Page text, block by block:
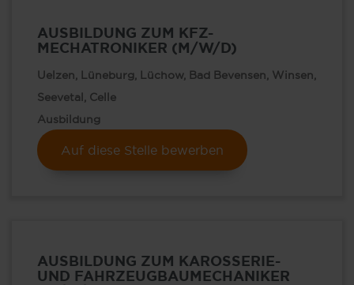
AUSBILDUNG ZUM KFZ-
MECHATRONIKER (M/W/D)
Uelzen, Lüneburg, Lüchow, Bad Bevensen, Winsen,
Seevetal, Celle
Ausbildung
Auf diese Stelle bewerben
AUSBILDUNG ZUM KAROSSERIE-
UND FAHRZEUGBAUMECHANIKER